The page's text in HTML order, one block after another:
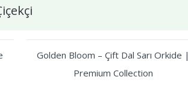
Golden Bloom – Çift Dal Sarı Orkide |
Premium Collection